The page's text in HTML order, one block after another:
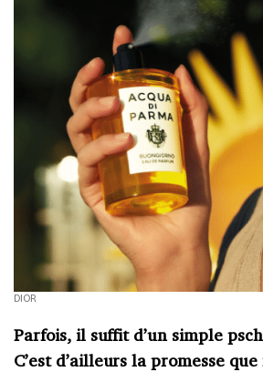
DIOR
Parfois, il suffit d’un simple
C’est d’ailleurs la promesse